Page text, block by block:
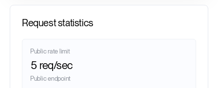
Request statistics
Public rate limit
5 req/sec
Public endpoint